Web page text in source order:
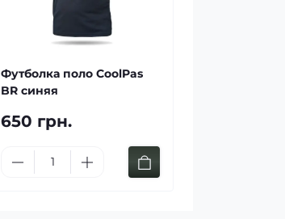
Футболка поло CoolPas
BR синяя
650 грн.